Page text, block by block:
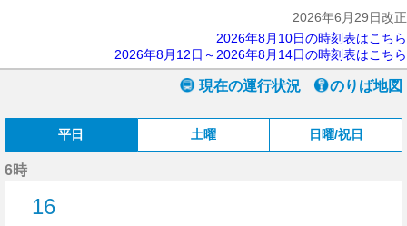
2026年6月29日改正
2026年8月10日の時刻表はこちら
2026年8月12日～2026年8月14日の時刻表はこちら
現在の運行状況 のりば地図
平日 土曜 日曜/祝日
6時
16